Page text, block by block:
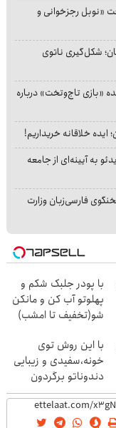
«نوبل رجزخوانی و
شکل‌گیری ناتوی
«بازی تاج‌وتخت» درباره
ایده خلاقانه خریداریم!
به آیینه‌ای از جامعه
فارسی‌زبان وزارت
با پودر جلبک شکم و
پهلوتو آب کن و مانکن
شو(تخفیف تا امشب)
با این روش توی
خونه،سفیدی و زیبایی
دندوناتو برگردون
(40%off)